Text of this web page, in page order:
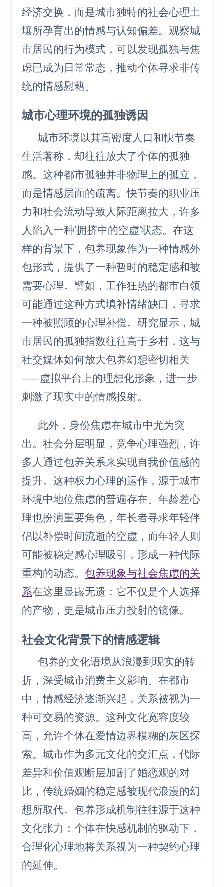
经济交换，而是城市独特的社会心理土
壤所孕育出的情感与认知偏差。观察城
市居民的行为模式，可以发现孤独与焦
虑已成为日常常态，推动个体寻求非传
统的情感慰藉。
城市心理环境的孤独诱因
城市环境以其高密度人口和快节奏
生活著称，却往往放大了个体的孤独
感。这种都市孤独并非物理上的孤立，
而是情感层面的疏离。快节奏的职业压
力和社会流动导致人际距离拉大，许多
人陷入一种’拥挤中的空虚’状态。在这
样的背景下，包养现象作为一种情感外
包形式，提供了一种暂时的稳定感和被
需要心理。譬如，工作狂热的都市白领
可能通过这种方式填补情绪缺口，寻求
一种被照顾的心理补偿。研究显示，城
市居民的孤独指数往往高于乡村，这与
社交媒体如何放大包养幻想密切相关
——虚拟平台上的理想化形象，进一步
刺激了现实中的情感投射。
此外，身份焦虑在城市中尤为突
出。社会分层明显，竞争心理强烈，许
多人通过包养关系来实现自我价值感的
提升。这种权力心理的运作，源于城市
环境中地位焦虑的普遍存在。年龄差心
理也扮演重要角色，年长者寻求年轻伴
侣以补偿时间流逝的空虚，而年轻人则
可能被稳定感心理吸引，形成一种代际
重构的动态。 包养现象与社会焦虑的关
系在这里显露无遗：它不仅是个人选择
的产物，更是城市压力投射的镜像。
社会文化背景下的情感逻辑
包养的文化语境从浪漫到现实的转
折，深受城市消费主义影响。在都市
中，情感经济逐渐兴起，关系被视为一
种可交易的资源。这种文化宽容度较
高，允许个体在爱情边界模糊的灰区探
索。城市作为多元文化的交汇点，代际
差异和价值观断层加剧了婚恋观的对
比，传统婚姻的稳定感被现代浪漫的幻
想所取代。包养形成机制往往源于这种
文化张力：个体在快感机制的驱动下，
合理化心理地将关系视为一种契约心理
的延伸。